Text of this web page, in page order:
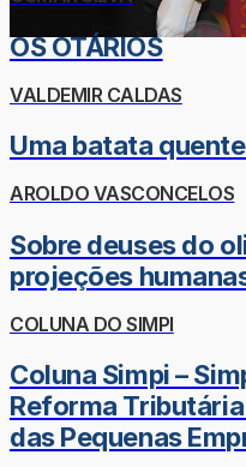
OS OTÁRIOS
VALDEMIR CALDAS
Uma batata
AROLDO VASCONCELOS
Sobre deuses do
projeções
COLUNA DO SIMPI
Coluna Simpi –
Reforma
das Pequenas